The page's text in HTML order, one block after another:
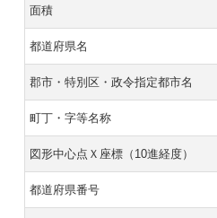
面積
都道府県名
郡市・特別区・政令指定都市名
町丁・字等名称
図形中心点Ｘ座標（10進経度）
都道府県番号